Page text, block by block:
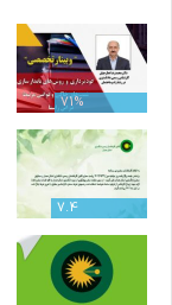
71%
7.4